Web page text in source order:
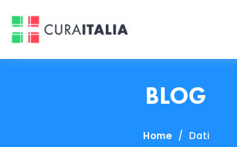
BLOG
Home / Dati